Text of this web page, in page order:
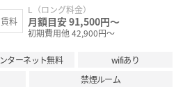
賃料
L（ロング料金）
月額目安 91,500円～
初期費用他 42,900円～
ターネット無料
wifiあり
禁煙ルーム